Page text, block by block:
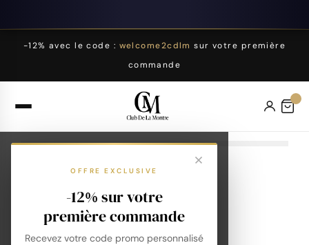
-12% avec le code : welcome2cdlm sur votre première
commande
OFFRE EXCLUSIVE
-12% sur votre
première commande
Recevez votre code promo personnalisé